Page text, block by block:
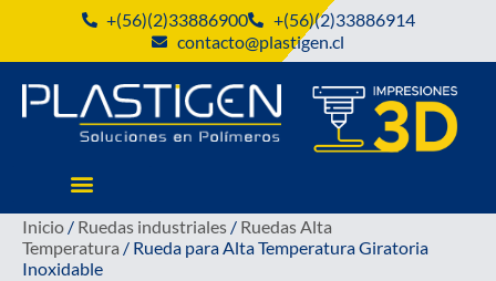
+(56)(2)33886900
+(56)(2)33886914
contacto@plastigen.cl
Inicio / Ruedas industriales / Ruedas Alta
Temperatura / Rueda para Alta Temperatura Giratoria
Inoxidable